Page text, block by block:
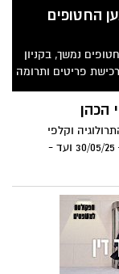
עבודות
שדה
של הרכבת
שלישי עד
תכנית השימור
תוכנית השימור רג/340/ג/90 אושרה רשמית